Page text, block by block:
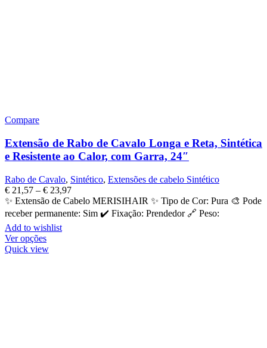
Compare
Extensão de Rabo de Cavalo Longa e Reta, Sintética
e Resistente ao Calor, com Garra, 24″
Rabo de Cavalo, Sintético, Extensões de cabelo Sintético
€ 21,57 – € 23,97
✨ Extensão de Cabelo MERISIHAIR ✨ Tipo de Cor: Pura 🎨 Pode
receber permanente: Sim ✔️ Fixação: Prendedor 🔗 Peso:
Add to wishlist
Ver opções
Quick view